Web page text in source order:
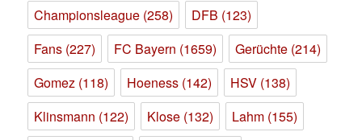
Championsleague (258) DFB (123)
Fans (227) FC Bayern (1659) Gerüchte (214)
Gomez (118) Hoeness (142) HSV (138)
Klinsmann (122) Klose (132) Lahm (155)